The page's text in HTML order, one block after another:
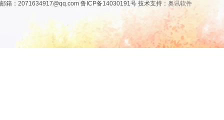
邮箱：2071634917@qq.com 鲁ICP备14030191号 技术支持： 奥讯软件